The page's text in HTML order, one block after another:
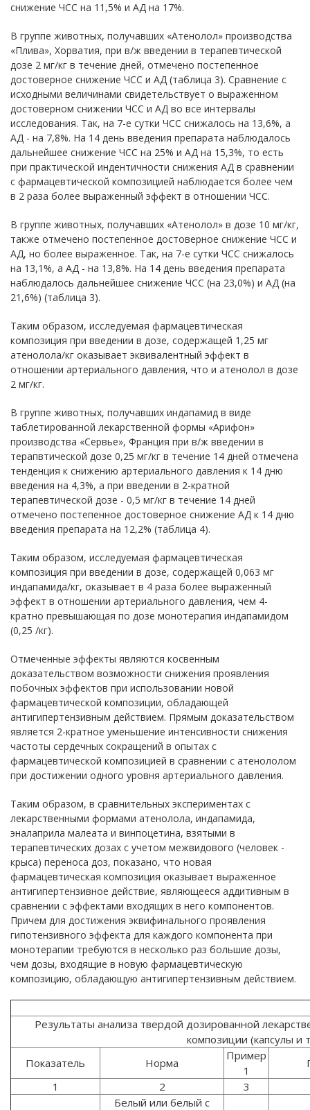
снижение ЧСС на 11,5% и АД на 17%.
В группе животных, получавших «Атенолол» производства
«Плива», Хорватия, при в/ж введении в терапевтической
дозе 2 мг/кг в течение дней, отмечено постепенное
достоверное снижение ЧСС и АД (таблица 3). Сравнение с
исходными величинами свидетельствует о выраженном
достоверном снижении ЧСС и АД во все интервалы
исследования. Так, на 7-е сутки ЧСС снижалось на 13,6%, а
АД - на 7,8%. На 14 день введения препарата наблюдалось
дальнейшее снижение ЧСС на 25% и АД на 15,3%, то есть
при практической индентичности снижения АД в сравнении
с фармацевтической композицией наблюдается более чем
в 2 раза более выраженный эффект в отношении ЧСС.
В группе животных, получавших «Атенолол» в дозе 10 мг/кг,
также отмечено постепенное достоверное снижение ЧСС и
АД, но более выраженное. Так, на 7-е сутки ЧСС снижалось
на 13,1%, а АД - на 13,8%. На 14 день введения препарата
наблюдалось дальнейшее снижение ЧСС (на 23,0%) и АД (на
21,6%) (таблица 3).
Таким образом, исследуемая фармацевтическая
композиция при введении в дозе, содержащей 1,25 мг
атенолола/кг оказывает эквивалентный эффект в
отношении артериального давления, что и атенолол в дозе
2 мг/кг.
В группе животных, получавших индапамид в виде
таблетированной лекарственной формы «Арифон»
производства «Сервье», Франция при в/ж введении в
терапвтической дозе 0,25 мг/кг в течение 14 дней отмечена
тенденция к снижению артериального давления к 14 дню
введения на 4,3%, а при введении в 2-кратной
терапевтической дозе - 0,5 мг/кг в течение 14 дней
отмечено постепенное достоверное снижение АД к 14 дню
введения препарата на 12,2% (таблица 4).
Таким образом, исследуемая фармацевтическая
композиция при введении в дозе, содержащей 0,063 мг
индапамида/кг, оказывает в 4 раза более выраженный
эффект в отношении артериального давления, чем 4-
кратно превышающая по дозе монотерапия индапамидом
(0,25 /кг).
Отмеченные эффекты являются косвенным
доказательством возможности снижения проявления
побочных эффектов при использовании новой
фармацевтической композиции, обладающей
антигипертензивным действием. Прямым доказательством
является 2-кратное уменьшение интенсивности снижения
частоты сердечных сокращений в опытах с
фармацевтической композицией в сравнении с атенололом
при достижении одного уровня артериального давления.
Таким образом, в сравнительных экспериментах с
лекарственными формами атенолола, индапамида,
эналаприла малеата и винпоцетина, взятыми в
терапевтических дозах с учетом межвидового (человек -
крыса) переноса доз, показано, что новая
фармацевтическая композиция оказывает выраженное
антигипертензивное действие, являющееся аддитивным в
сравнении с эффектами входящих в него компонентов.
Причем для достижения эквифинального проявления
гипотензивного эффекта для каждого компонента при
монотерапии требуются в несколько раз большие дозы,
чем дозы, входящие в новую фармацевтическую
композицию, обладающую антигипертензивным действием.
Результаты анализа твердой дозированной
композиции (капсулы и
Показатель
Норма
Пример
1
1
2 3
Белый или белый с